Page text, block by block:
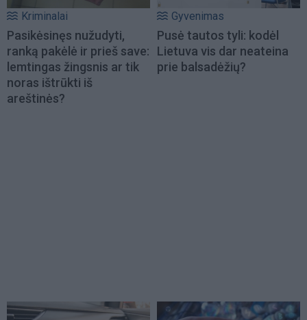
Kriminalai
Pasikėsinęs nužudyti,
ranką pakėlė ir prieš save:
lemtingas žingsnis ar tik
noras ištrūkti iš
areštinės?
Gyvenimas
Pusė tautos tyli: kodėl
Lietuva vis dar neateina
prie balsadėžių?